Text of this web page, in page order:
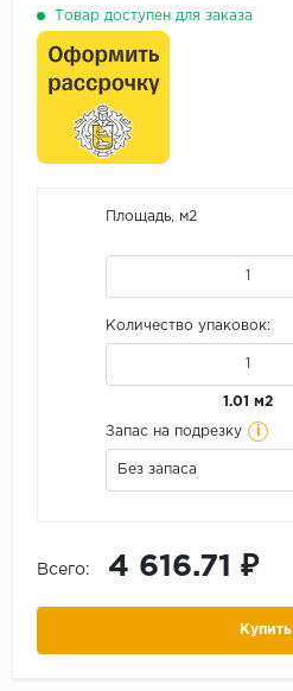
Товар доступен для заказа
Площадь, м2
Количество упаковок:
1.01 м2
Запас на подрезку i
Без запаса
Всего: 4 616.71 ₽
Купить